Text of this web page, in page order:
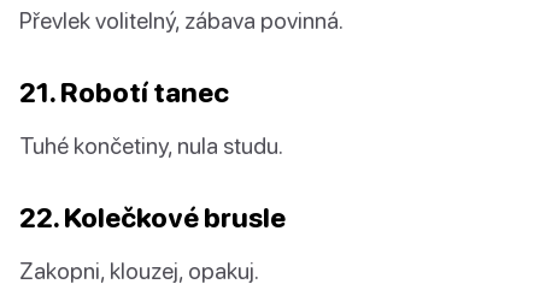
Převlek volitelný, zábava povinná.
21. Robotí tanec
Tuhé končetiny, nula studu.
22. Kolečkové brusle
Zakopni, klouzej, opakuj.